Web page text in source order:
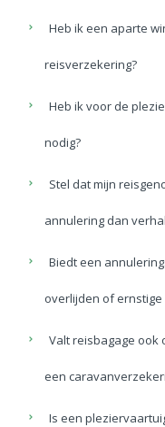
Heb ik een aparte
reisverzekering?
Heb ik voor de
nodig?
Stel dat mijn
annulering dan
Biedt een
overlijden of ernstige
Valt reisbagage
een
Is een